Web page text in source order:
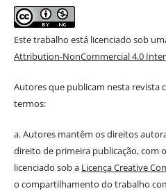
Este trabalho está licenciado sob
Attribution-NonCommercial 4.0
Autores que publicam nesta revista
termos:
a. Autores mantêm os direitos
direito de primeira publicação, com
licenciado sob a Licença Creative
o compartilhamento do trabalho